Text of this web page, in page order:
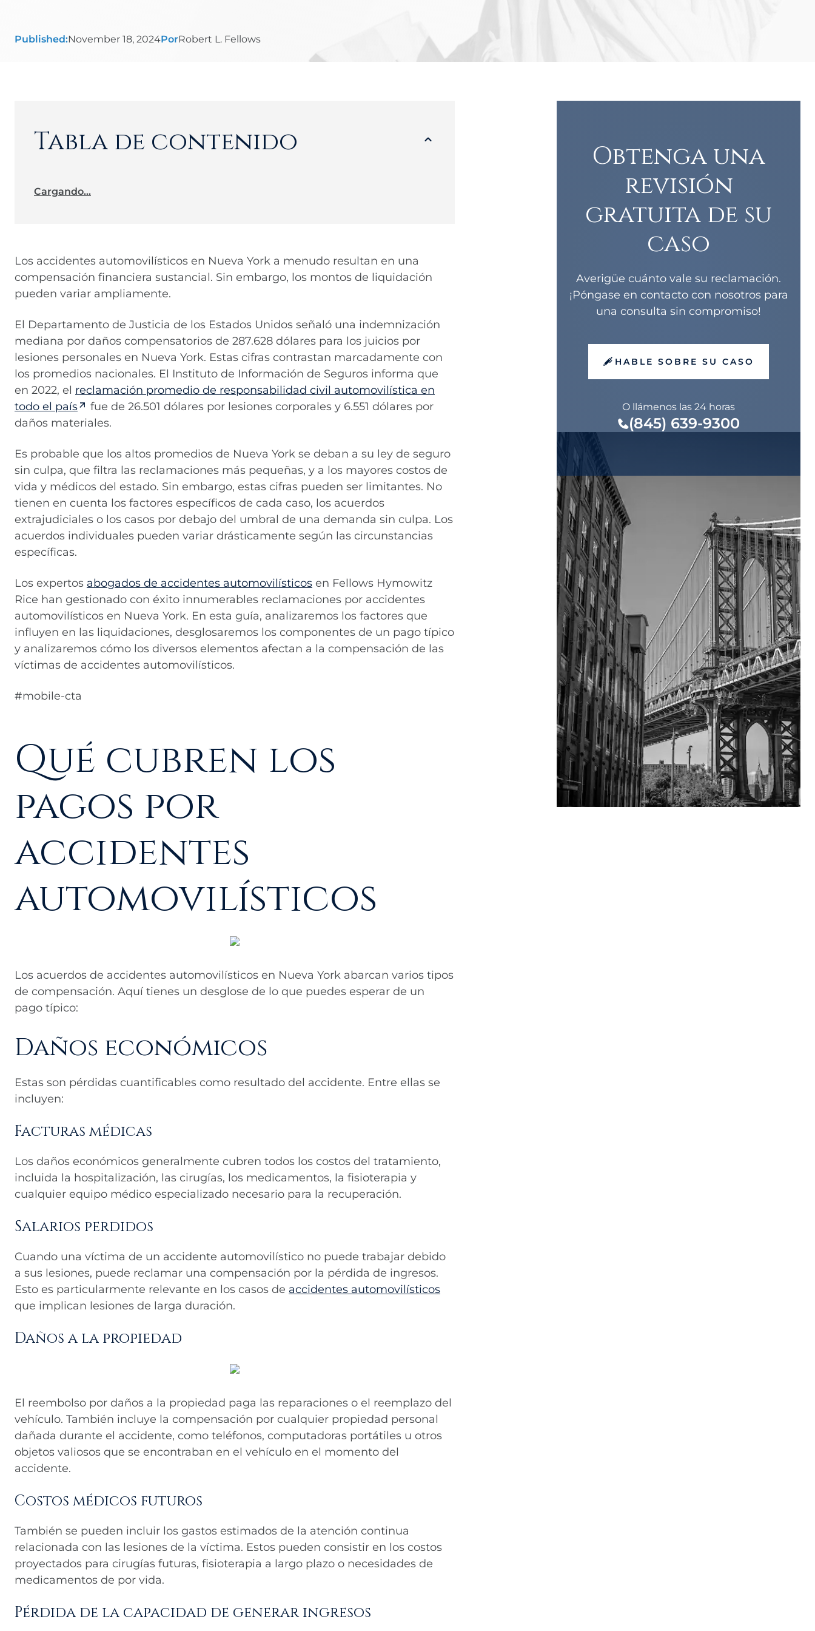
Published:November 18, 2024PorRobert L. Fellows
Tabla de contenido
Cargando...
Los accidentes automovilísticos en Nueva York a menudo resultan en una
compensación financiera sustancial. Sin embargo, los montos de liquidación
pueden variar ampliamente.
El Departamento de Justicia de los Estados Unidos señaló una indemnización
mediana por daños compensatorios de 287.628 dólares para los juicios por
lesiones personales en Nueva York. Estas cifras contrastan marcadamente con
los promedios nacionales. El Instituto de Información de Seguros informa que
en 2022, el reclamación promedio de responsabilidad civil automovilística en
todo el país
fue de 26.501 dólares por lesiones corporales y 6.551 dólares por
daños materiales.
Es probable que los altos promedios de Nueva York se deban a su ley de seguro
sin culpa, que filtra las reclamaciones más pequeñas, y a los mayores costos de
vida y médicos del estado. Sin embargo, estas cifras pueden ser limitantes. No
tienen en cuenta los factores específicos de cada caso, los acuerdos
extrajudiciales o los casos por debajo del umbral de una demanda sin culpa. Los
acuerdos individuales pueden variar drásticamente según las circunstancias
específicas.
Los expertos abogados de accidentes automovilísticos en Fellows Hymowitz
Rice han gestionado con éxito innumerables reclamaciones por accidentes
automovilísticos en Nueva York. En esta guía, analizaremos los factores que
influyen en las liquidaciones, desglosaremos los componentes de un pago típico
y analizaremos cómo los diversos elementos afectan a la compensación de las
víctimas de accidentes automovilísticos.
#mobile-cta
Qué cubren los
pagos por
accidentes
automovilísticos
Los acuerdos de accidentes automovilísticos en Nueva York abarcan varios tipos
de compensación. Aquí tienes un desglose de lo que puedes esperar de un
pago típico:
Daños económicos
Estas son pérdidas cuantificables como resultado del accidente. Entre ellas se
incluyen:
Facturas médicas
Los daños económicos generalmente cubren todos los costos del tratamiento,
incluida la hospitalización, las cirugías, los medicamentos, la fisioterapia y
cualquier equipo médico especializado necesario para la recuperación.
Salarios perdidos
Cuando una víctima de un accidente automovilístico no puede trabajar debido
a sus lesiones, puede reclamar una compensación por la pérdida de ingresos.
Esto es particularmente relevante en los casos de accidentes automovilísticos
que implican lesiones de larga duración.
Daños a la propiedad
El reembolso por daños a la propiedad paga las reparaciones o el reemplazo del
vehículo. También incluye la compensación por cualquier propiedad personal
dañada durante el accidente, como teléfonos, computadoras portátiles u otros
objetos valiosos que se encontraban en el vehículo en el momento del
accidente.
Costos médicos futuros
También se pueden incluir los gastos estimados de la atención continua
relacionada con las lesiones de la víctima. Estos pueden consistir en los costos
proyectados para cirugías futuras, fisioterapia a largo plazo o necesidades de
medicamentos de por vida.
Pérdida de la capacidad de generar ingresos
Obtenga una
revisión
gratuita de su
caso
Averigüe cuánto vale su reclamación.
¡Póngase en contacto con nosotros para
una consulta sin compromiso!
HABLE SOBRE SU CASO
O llámenos las 24 horas
(845) 639-9300